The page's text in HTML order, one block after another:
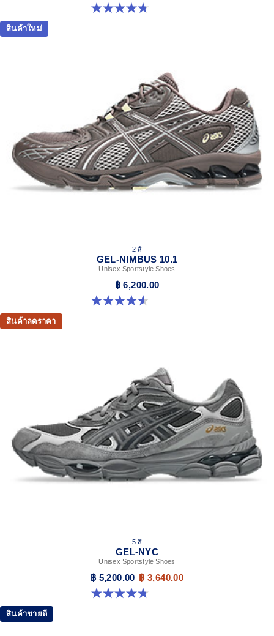
4.7 จาก 5 ดาว 15 รีวิว
สินค้าใหม่
2 สี
GEL-NIMBUS 10.1
Unisex Sportstyle Shoes
฿ 6,200.00
4.6 จาก 5 ดาว 30 รีวิว
สินค้าลดราคา
5 สี
GEL-NYC
Unisex Sportstyle Shoes
฿ 5,200.00 ฿ 3,640.00
4.8 จาก 5 ดาว 598 รีวิว
สินค้าขายดี